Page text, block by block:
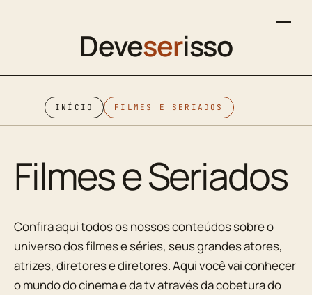
Deveserisso
INÍCIO FILMES E SERIADOS
Filmes e Seriados
Confira aqui todos os nossos conteúdos sobre o
universo dos filmes e séries, seus grandes atores,
atrizes, diretores e diretores. Aqui você vai conhecer
o mundo do cinema e da tv através da cobetura do